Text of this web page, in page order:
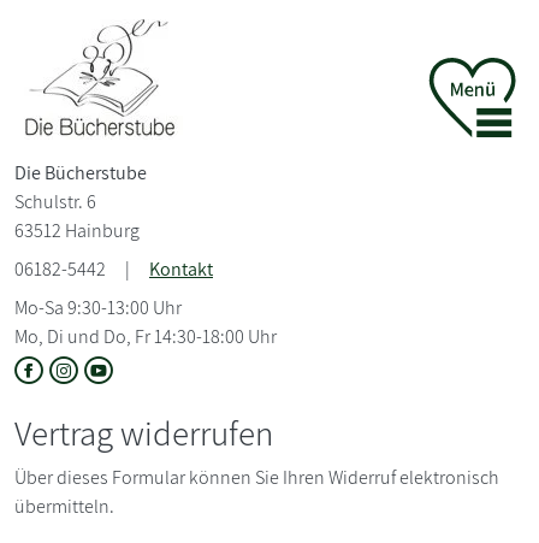
Die Bücherstube
Schulstr. 6
63512 Hainburg
06182-5442
|
Kontakt
Mo-Sa 9:30-13:00 Uhr
Mo, Di und Do, Fr 14:30-18:00 Uhr
Vertrag widerrufen
Über dieses Formular können Sie Ihren Widerruf elektronisch
übermitteln.